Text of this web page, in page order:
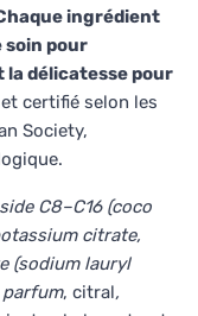
ingrédient
soin pour
délicatesse pour
certifié selon les
Society,
C8–C16 (coco
citrate,
(sodium lauryl
, citral,